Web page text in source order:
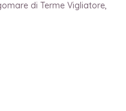
di Terme Vigliatore,